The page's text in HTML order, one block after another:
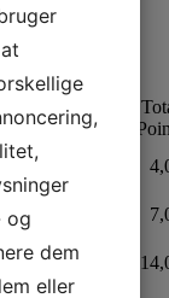
sejlads sejlads
[6]
og
dem
eller